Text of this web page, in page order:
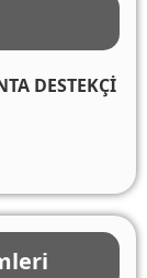
DESTEKÇİ